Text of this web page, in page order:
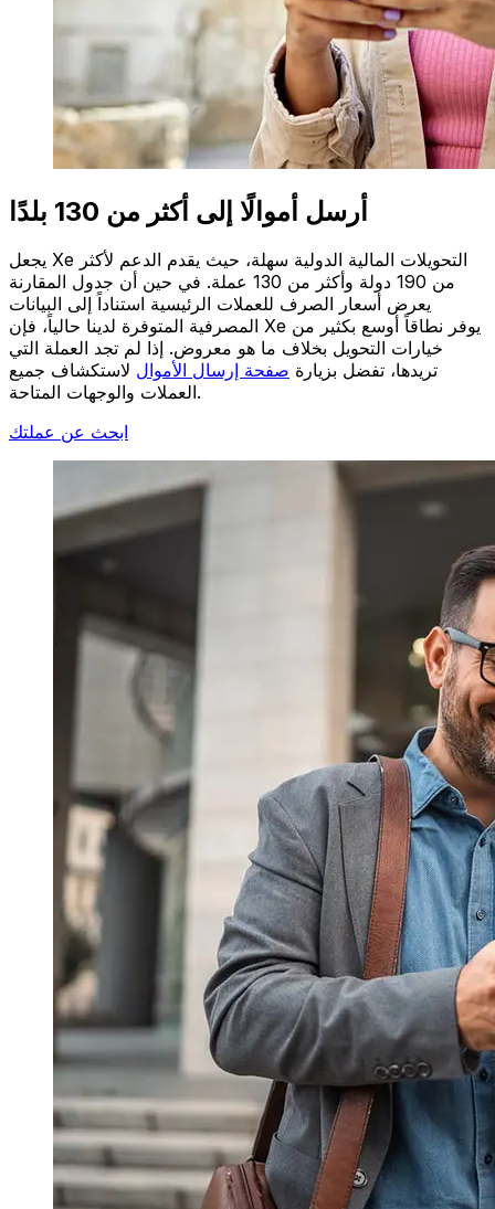
أرسل أموالًا إلى أكثر من 130 بلدًا
يجعل Xe التحويلات المالية الدولية سهلة، حيث يقدم الدعم لأكثر
من 190 دولة وأكثر من 130 عملة. في حين أن جدول المقارنة
يعرض أسعار الصرف للعملات الرئيسية استناداً إلى البيانات
المصرفية المتوفرة لدينا حالياً، فإن Xe يوفر نطاقاً أوسع بكثير من
خيارات التحويل بخلاف ما هو معروض. إذا لم تجد العملة التي
تريدها، تفضل بزيارة صفحة إرسال الأموال لاستكشاف جميع
العملات والوجهات المتاحة.
ابحث عن عملتك